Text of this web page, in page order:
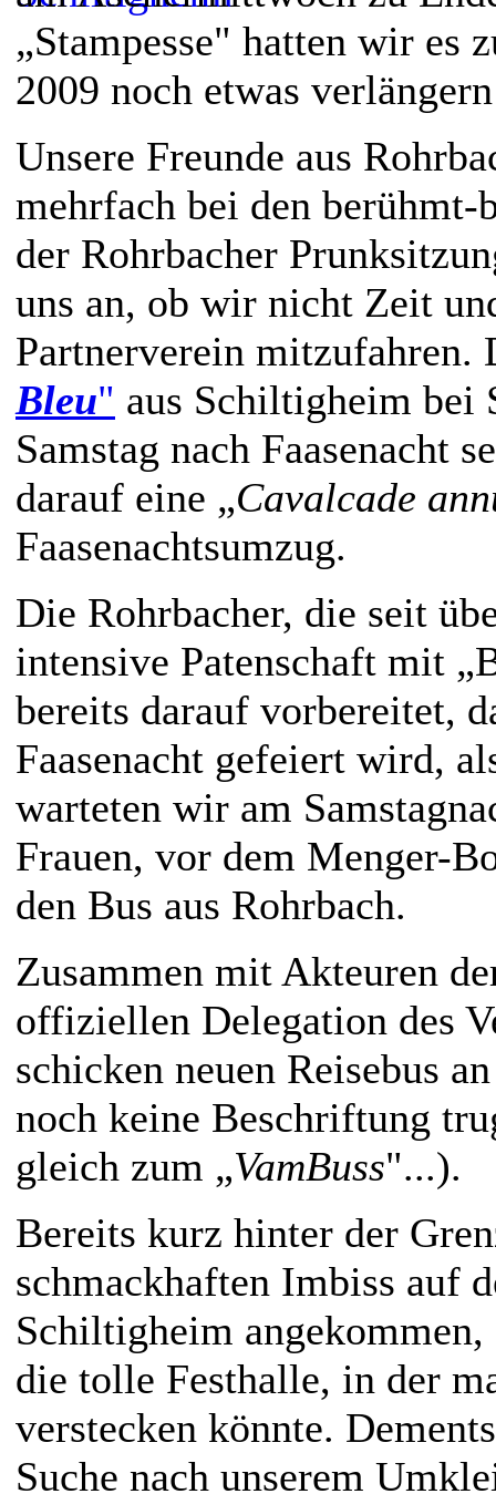
„Stampesse" hatten wir es
2009 noch etwas
Unsere Freunde aus
mehrfach bei den berühmt-
der Rohrbacher
uns an, ob wir nicht Zeit
Partnerverein mitzufahren.
Bleu" aus Schiltigheim bei
Samstag nach Faasenacht
darauf eine „Cavalcade
Faasenachtsumzug.
Die Rohrbacher, die seit
intensive Patenschaft mit
bereits darauf vorbereitet,
Faasenacht gefeiert wird,
warteten wir am
Frauen, vor dem Menger-
den Bus aus Rohrbach.
Zusammen mit Akteuren
offiziellen Delegation des
schicken neuen Reisebus
noch keine Beschriftung
gleich zum „VamBuss"...).
Bereits kurz hinter der
schmackhaften Imbiss auf
Schiltigheim
die tolle Festhalle, in der
verstecken könnte.
Suche nach unserem